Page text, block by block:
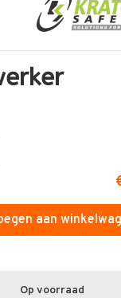
aan
Op voorraad